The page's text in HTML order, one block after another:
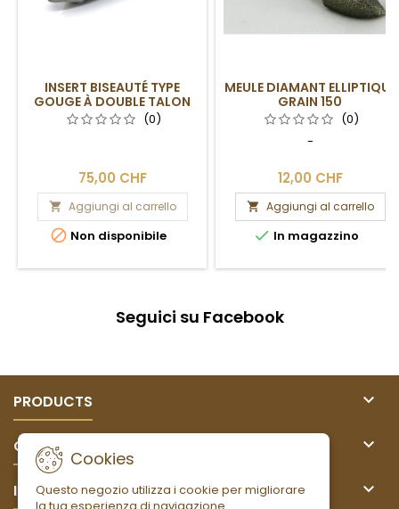
INSERT BISEAUTÉ TYPE
GOUGE À DOUBLE TALON
(0)
75,00 CHF
 Aggiungi al carrello
 Non disponibile
MEULE DIAMANT ELLIPTIQUE
GRAIN 150
(0)
-
12,00 CHF
 Aggiungi al carrello
 In magazzino
Seguici su Facebook
PRODUCTS 
OUR COMPANY 
IL TUO ACCOUNT 
Cookies
Questo negozio utilizza i cookie per migliorare